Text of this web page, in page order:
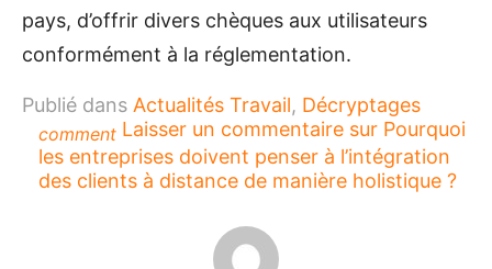
pays, d’offrir divers chèques aux utilisateurs
conformément à la réglementation.
Publié dans Actualités Travail, Décryptages
comment Laisser un commentaire sur Pourquoi
les entreprises doivent penser à l’intégration
des clients à distance de manière holistique ?